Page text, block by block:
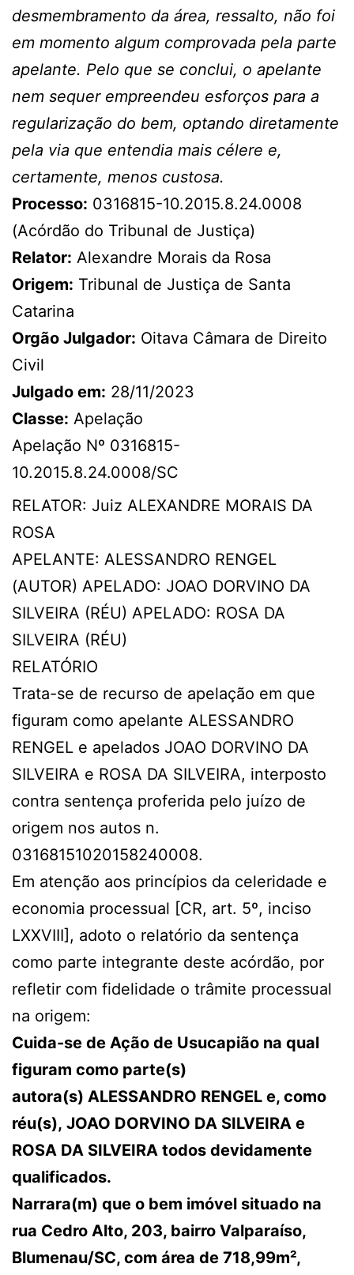
desmembramento da área, ressalto, não foi
em momento algum comprovada pela parte
apelante. Pelo que se conclui, o apelante
nem sequer empreendeu esforços para a
regularização do bem, optando diretamente
pela via que entendia mais célere e,
certamente, menos custosa.
Processo: 0316815-10.2015.8.24.0008
(Acórdão do Tribunal de Justiça)
Relator: Alexandre Morais da Rosa
Origem: Tribunal de Justiça de Santa
Catarina
Orgão Julgador: Oitava Câmara de Direito
Civil
Julgado em: 28/11/2023
Classe: Apelação
Apelação Nº 0316815-
10.2015.8.24.0008/SC
RELATOR: Juiz ALEXANDRE MORAIS DA
ROSA
APELANTE: ALESSANDRO RENGEL
(AUTOR) APELADO: JOAO DORVINO DA
SILVEIRA (RÉU) APELADO: ROSA DA
SILVEIRA (RÉU)
RELATÓRIO
Trata-se de recurso de apelação em que
figuram como apelante ALESSANDRO
RENGEL e apelados JOAO DORVINO DA
SILVEIRA e ROSA DA SILVEIRA, interposto
contra sentença proferida pelo juízo de
origem nos autos n.
03168151020158240008.
Em atenção aos princípios da celeridade e
economia processual [CR, art. 5º, inciso
LXXVIII], adoto o relatório da sentença
como parte integrante deste acórdão, por
refletir com fidelidade o trâmite processual
na origem:
Cuida-se de Ação de Usucapião na qual
figuram como parte(s)
autora(s) ALESSANDRO RENGEL e, como
réu(s), JOAO DORVINO DA SILVEIRA e
ROSA DA SILVEIRA todos devidamente
qualificados.
Narrara(m) que o bem imóvel situado na
rua Cedro Alto, 203, bairro Valparaíso,
Blumenau/SC, com área de 718,99m²,